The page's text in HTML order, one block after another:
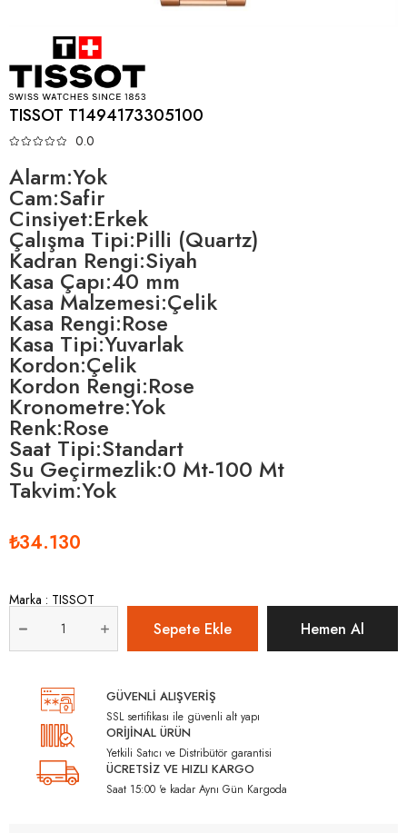
TISSOT T1494173305100
0.0
Alarm:Yok
Cam:Safir
Cinsiyet:Erkek
Çalışma Tipi:Pilli (Quartz)
Kadran Rengi:Siyah
Kasa Çapı:40 mm
Kasa Malzemesi:Çelik
Kasa Rengi:Rose
Kasa Tipi:Yuvarlak
Kordon:Çelik
Kordon Rengi:Rose
Kronometre:Yok
Renk:Rose
Saat Tipi:Standart
Su Geçirmezlik:0 Mt-100 Mt
Takvim:Yok
₺34.130
Marka : TISSOT
GÜVENLİ ALIŞVERİŞ
SSL sertifikası ile güvenli alt yapı
ORİJİNAL ÜRÜN
Yetkili Satıcı ve Distribütör garantisi
ÜCRETSİZ VE HIZLI KARGO
Saat 15:00 'e kadar Aynı Gün Kargoda